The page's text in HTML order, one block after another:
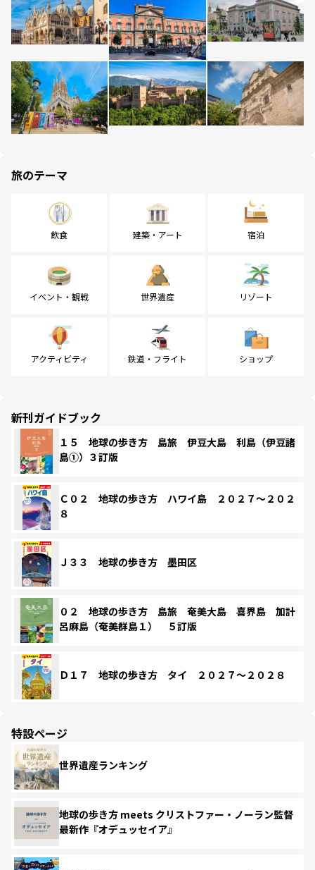
旅のテーマ
飲食 建築・アート 宿泊
イベント・観戦 世界遺産 リゾート
アクティビティ 鉄道・フライト ショップ
新刊ガイドブック
１５ 地球の歩き方 島旅 伊豆大島 利島（伊豆諸
島①）３訂版
Ｃ０２ 地球の歩き方 ハワイ島 ２０２７～２０２
８
Ｊ３３ 地球の歩き方 墨田区
０２ 地球の歩き方 島旅 奄美大島 喜界島 加計
呂麻島（奄美群島１） ５訂版
Ｄ１７ 地球の歩き方 タイ ２０２７～２０２８
特設ページ
世界遺産ランキング
地球の歩き方 meets クリストファー・ノーラン監督
最新作『オデュッセイア』